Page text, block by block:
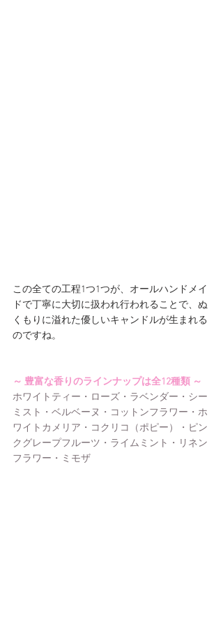
この全ての工程1つ1つが、オールハンドメイ
ドで丁寧に大切に扱われ行われることで、ぬ
くもりに溢れた優しいキャンドルが生まれる
のですね。
～ 豊富な香りのラインナップは全12種類 ～
ホワイトティー・ローズ・ラベンダー・シー
ミスト・ベルベーヌ・コットンフラワー・ホ
ワイトカメリア・コクリコ（ポピー）・ピン
クグレープフルーツ・ライムミント・リネン
フラワー・ミモザ